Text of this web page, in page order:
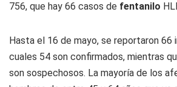
756, que hay 66 casos de fentanilo
Hasta el 16 de mayo, se reportaron 66
cuales 54 son confirmados, mientras
son sospechosos. La mayoría de los